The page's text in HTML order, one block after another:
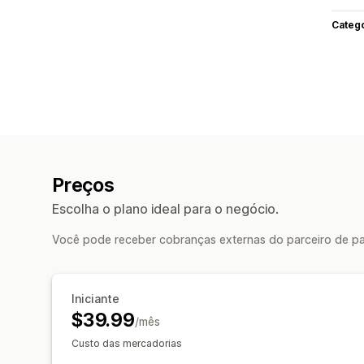
Preços
Escolha o plano ideal para o negócio.
Você pode receber cobranças externas do parceiro de
Iniciante
$39.99/mês
Custo das mercadorias